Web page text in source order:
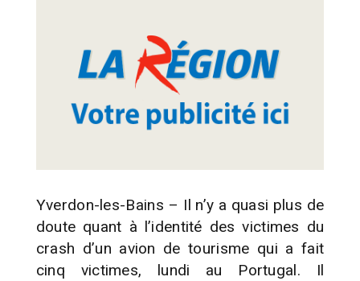
Yverdon-les-Bains – Il n’y a quasi plus de
doute quant à l’identité des victimes du
crash d’un avion de tourisme qui a fait
cinq victimes, lundi au Portugal. Il